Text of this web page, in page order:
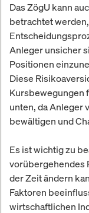
Das ZögU kann
betrachtet
Anleger unsicher
Positionen
Diese
Kursbewegungen
unten, da Anleger
bewältigen und
Es ist wichtig zu
vorübergehendes
der Zeit ändern
Faktoren
wirtschaftlichen